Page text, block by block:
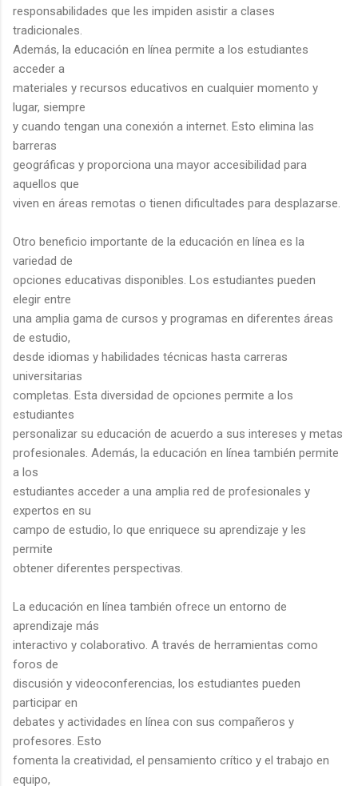
responsabilidades que les impiden asistir a clases
tradicionales.
Además, la educación en línea permite a los estudiantes
acceder a
materiales y recursos educativos en cualquier momento y
lugar, siempre
y cuando tengan una conexión a internet. Esto elimina las
barreras
geográficas y proporciona una mayor accesibilidad para
aquellos que
viven en áreas remotas o tienen dificultades para desplazarse.
Otro beneficio importante de la educación en línea es la
variedad de
opciones educativas disponibles. Los estudiantes pueden
elegir entre
una amplia gama de cursos y programas en diferentes áreas
de estudio,
desde idiomas y habilidades técnicas hasta carreras
universitarias
completas. Esta diversidad de opciones permite a los
estudiantes
personalizar su educación de acuerdo a sus intereses y metas
profesionales. Además, la educación en línea también permite
a los
estudiantes acceder a una amplia red de profesionales y
expertos en su
campo de estudio, lo que enriquece su aprendizaje y les
permite
obtener diferentes perspectivas.
La educación en línea también ofrece un entorno de
aprendizaje más
interactivo y colaborativo. A través de herramientas como
foros de
discusión y videoconferencias, los estudiantes pueden
participar en
debates y actividades en línea con sus compañeros y
profesores. Esto
fomenta la creatividad, el pensamiento crítico y el trabajo en
equipo,